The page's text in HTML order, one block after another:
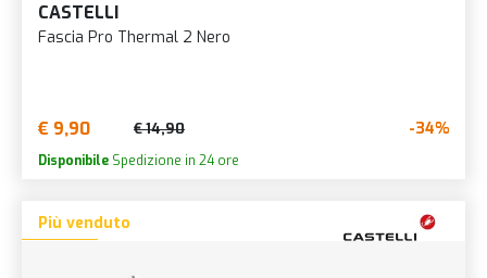
CASTELLI
Fascia Pro Thermal 2 Nero
€ 9,90 € 14,90 -34%
Disponibile Spedizione in 24 ore
Più venduto